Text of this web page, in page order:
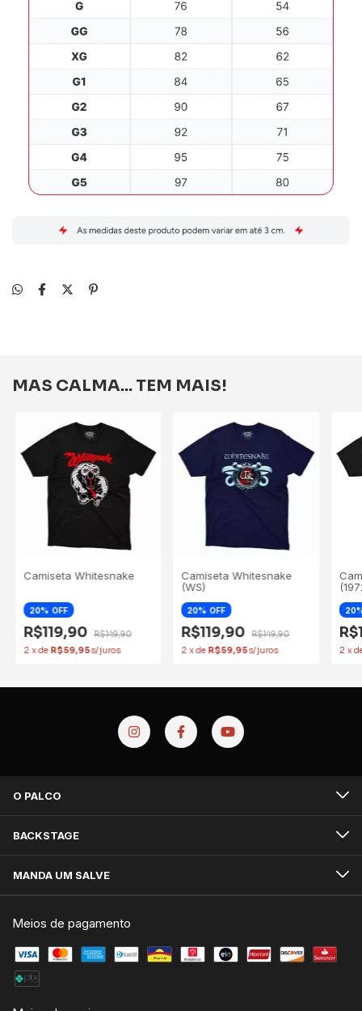
MAS CALMA... TEM MAIS!
Camiseta Whitesnake
20 OFF
R$119,90
R$149,90
2 xde R$59,95
Camiseta Whitesnake
(WS)
20 OFF
R$119,90
R$149,90
2 xde R$59,95
20
2 x
O PALCO
BACKSTAGE
MANDA UM SALVE
Meios de pagamento